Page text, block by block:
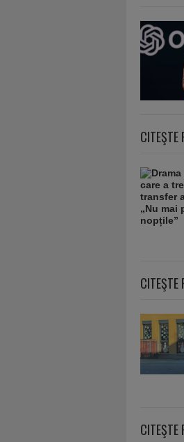
CITEŞTE
CITEŞTE
CITEŞTE